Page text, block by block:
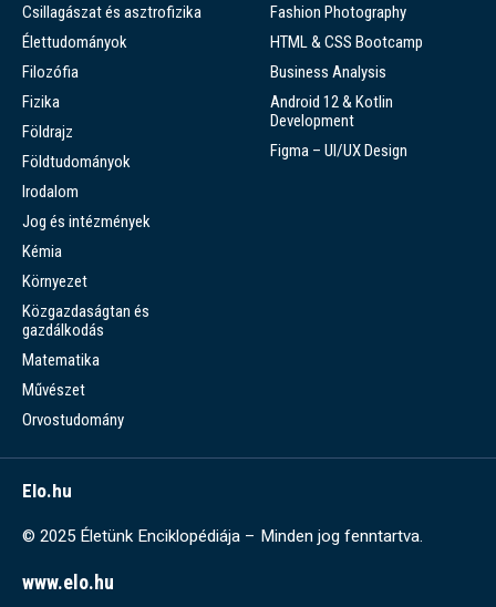
Csillagászat és asztrofizika
Élettudományok
Filozófia
Fizika
Földrajz
Földtudományok
Irodalom
Jog és intézmények
Kémia
Környezet
Közgazdaságtan és
gazdálkodás
Matematika
Művészet
Orvostudomány
Fashion Photography
HTML & CSS Bootcamp
Business Analysis
Android 12 & Kotlin
Development
Figma – UI/UX Design
Elo.hu
© 2025 Életünk Enciklopédiája – Minden jog fenntartva.
www.elo.hu